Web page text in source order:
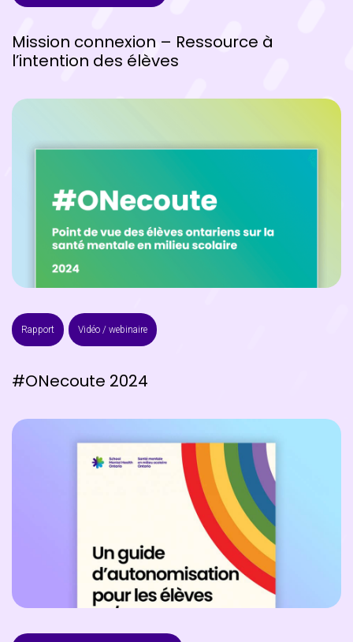
Mission connexion – Ressource à
l’intention des élèves
Rapport Vidéo / webinaire
#ONecoute 2024